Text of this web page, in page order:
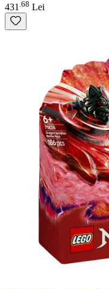
431 68 Lei